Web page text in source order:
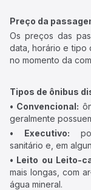
Preço da
Os preços das
data, horário e tipo
no momento da
Tipos de ônibus
• Convencional:
geralmente
• Executivo:
sanitário e, em
• Leito ou Leito-
mais longas, com
água mineral.